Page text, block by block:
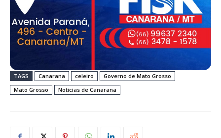
TAGS Canarana celeiro
Governo de Mato Grosso
Mato Grosso
Noticias de Canarana